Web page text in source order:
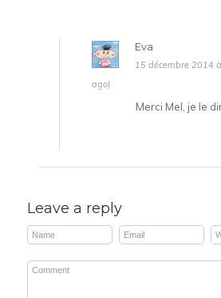
Eva
15 décembre 2014
ago)
Merci Mel, je le
Leave a reply